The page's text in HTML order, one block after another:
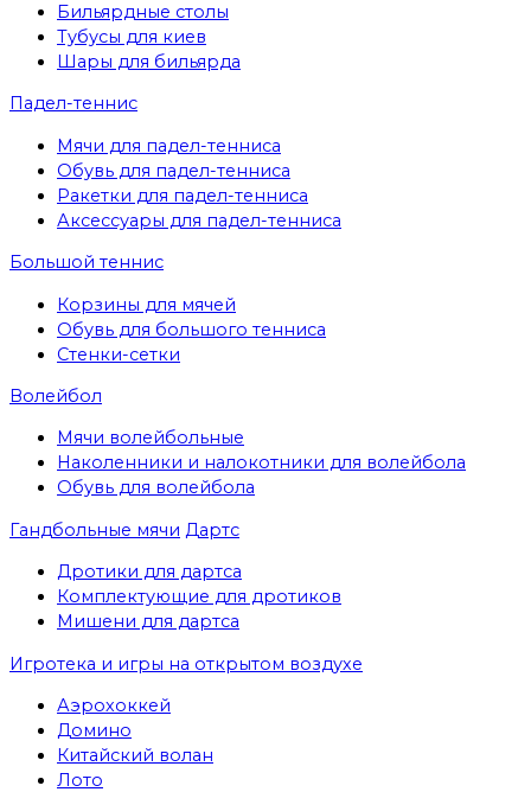
Бильярдные столы
Тубусы для киев
Шары для бильярда
Падел-теннис
Мячи для падел-тенниса
Обувь для падел-тенниса
Ракетки для падел-тенниса
Аксессуары для падел-тенниса
Большой теннис
Корзины для мячей
Обувь для большого тенниса
Стенки-сетки
Волейбол
Мячи волейбольные
Наколенники и налокотники для волейбола
Обувь для волейбола
Гандбольные мячи Дартс
Дротики для дартса
Комплектующие для дротиков
Мишени для дартса
Игротека и игры на открытом воздухе
Аэрохоккей
Домино
Китайский волан
Лото